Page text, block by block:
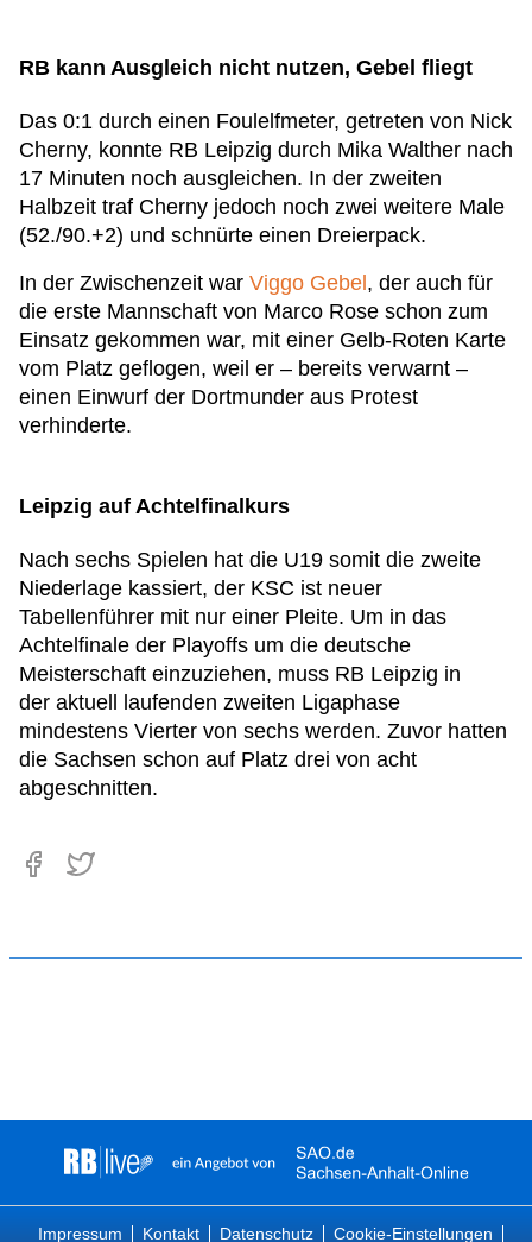
RB kann Ausgleich nicht nutzen, Gebel fliegt
Das 0:1 durch einen Foulelfmeter, getreten von Nick
Cherny, konnte RB Leipzig durch Mika Walther nach
17 Minuten noch ausgleichen. In der zweiten
Halbzeit traf Cherny jedoch noch zwei weitere Male
(52./90.+2) und schnürte einen Dreierpack.
In der Zwischenzeit war Viggo Gebel , der auch für
die erste Mannschaft von Marco Rose schon zum
Einsatz gekommen war, mit einer Gelb-Roten Karte
vom Platz geflogen, weil er – bereits verwarnt –
einen Einwurf der Dortmunder aus Protest
verhinderte.
Leipzig auf Achtelfinalkurs
Nach sechs Spielen hat die U19 somit die zweite
Niederlage kassiert, der KSC ist neuer
Tabellenführer mit nur einer Pleite. Um in das
Achtelfinale der Playoffs um die deutsche
Meisterschaft einzuziehen, muss RB Leipzig in
der aktuell laufenden zweiten Ligaphase
mindestens Vierter von sechs werden. Zuvor hatten
die Sachsen schon auf Platz drei von acht
abgeschnitten.
Impressum Kontakt Datenschutz Cookie-Einstellungen